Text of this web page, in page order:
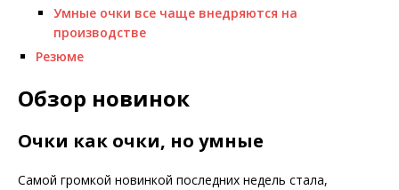
Умные очки все чаще внедряются на
производстве
Резюме
Обзор новинок
Очки как очки, но умные
Самой громкой новинкой последних недель стала,